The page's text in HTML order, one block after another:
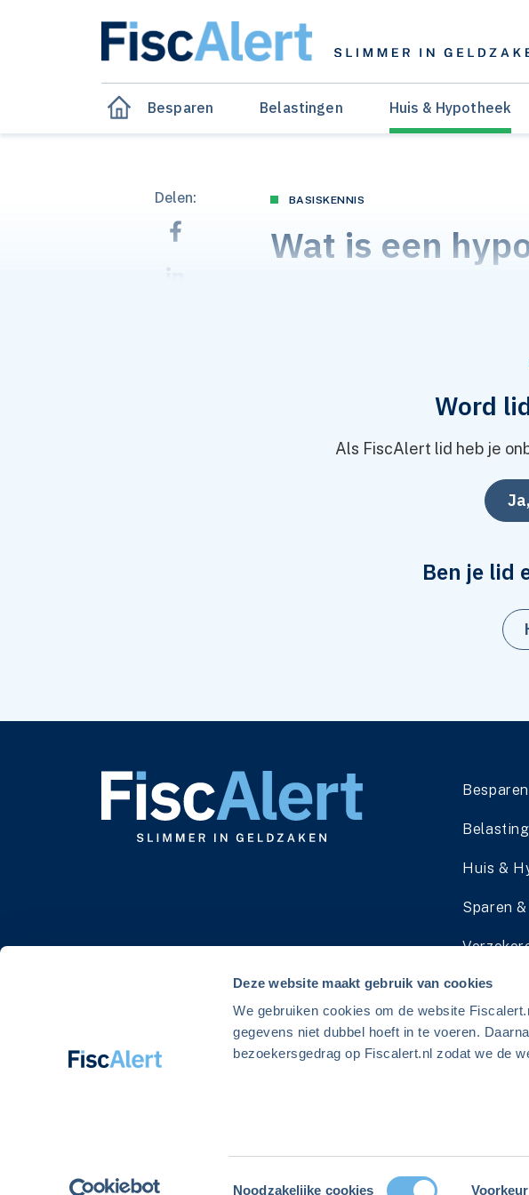
Deze website maakt gebruik van cookies
We gebruiken cookies om de website
gegevens niet dubbel hoeft in te voeren.
bezoekersgedrag op Fiscalert.nl zodat we de
Noodzakelijke cookies
Besparen Belastingen Huis & Hypotheek
Delen: BASISKENNIS
Wat is een
Wat is een hypotheek?
Vraag & antwoord
Word
Als FiscAlert lid heb je
Ben je lid
Besparen
Huis &
Sparen
Pensioen